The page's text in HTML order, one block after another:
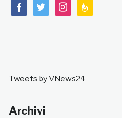
facebooktwitterinstagramfeedburner
Tweets by VNews24
Archivi